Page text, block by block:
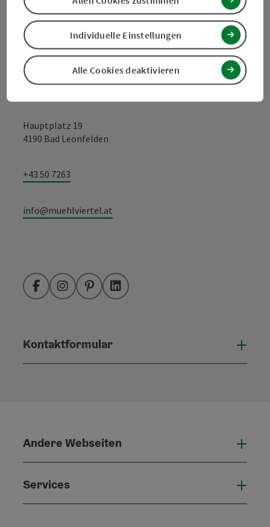
Kontakt
Hauptplatz 19
4190 Bad Leonfelden
+43 50 7263
info@muehlviertel.at
FacebookInstagramPinterestLinkedIn
Kontaktformular
Andere Webseiten
Services
Alle Cookies deaktivieren
Individuelle Einstellungen